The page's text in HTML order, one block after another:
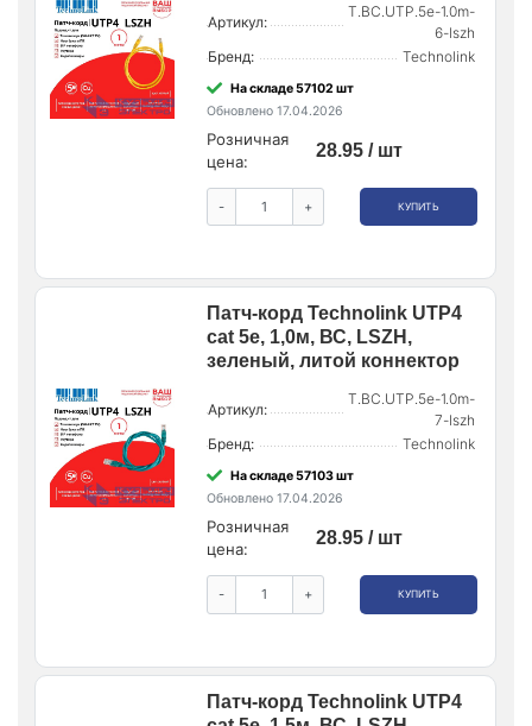
Артикул:
T.BC.UTP.5e-1.0m-
6-lszh
Бренд:
Technolink
На складе 57102 шт
Обновлено 17.04.2026
Розничная
цена:
28.95 / шт
- + КУПИТЬ
Патч-корд Technolink UTP4
cat 5e, 1,0м, ВС, LSZH,
зеленый, литой коннектор
Артикул:
T.BC.UTP.5e-1.0m-
7-lszh
Бренд:
Technolink
На складе 57103 шт
Обновлено 17.04.2026
Розничная
цена:
28.95 / шт
- + КУПИТЬ
Патч-корд Technolink UTP4